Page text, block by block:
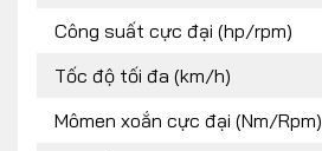
Công suất cực đại (hp/rpm)
Tốc độ tối đa (km/h)
Mômen xoắn cực đại (Nm/Rpm)